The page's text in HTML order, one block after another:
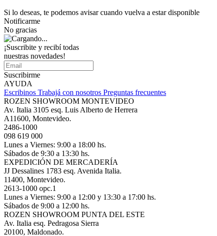
Si lo deseas, te podemos avisar cuando vuelva a estar disponible
Notificarme
No gracias
¡Suscribite y recibí todas
nuestras novedades!
Suscribirme
AYUDA
Escribinos Trabajá con nosotros Preguntas frecuentes
ROZEN SHOWROOM MONTEVIDEO
Av. Italia 3105 esq. Luis Alberto de Herrera
A11600, Montevideo.
2486-1000
098 619 000
Lunes a Viernes: 9:00 a 18:00 hs.
Sábados de 9:30 a 13:30 hs.
EXPEDICIÓN DE MERCADERÍA
JJ Dessalines 1783 esq. Avenida Italia.
11400, Montevideo.
2613-1000 opc.1
Lunes a Viernes: 9:00 a 12:00 y 13:30 a 17:00 hs.
Sábados de 9:00 a 12:00 hs.
ROZEN SHOWROOM PUNTA DEL ESTE
Av. Italia esq. Pedragosa Sierra
20100, Maldonado.